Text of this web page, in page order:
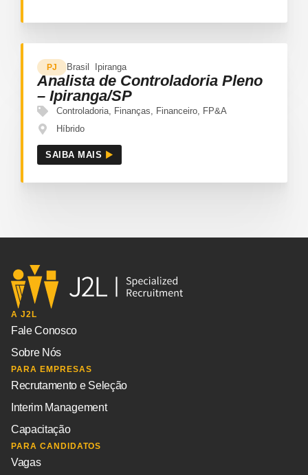
Brasil Ipiranga
PJ
Analista de Controladoria Pleno
– Ipiranga/SP
Controladoria Finanças Financeiro
FP&A
Híbrido
SAIBA MAIS
A J2L
Fale Conosco
Sobre Nós
PARA EMPRESAS
Recrutamento e Seleção
Interim Management
Capacitação
PARA CANDIDATOS
Vagas